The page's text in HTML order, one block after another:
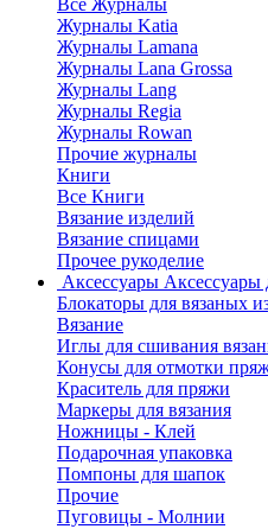
Журналы Katia
Журналы Lamana
Журналы Lana Grossa
Журналы Lang
Журналы Regia
Журналы Rowan
Прочие журналы
Книги
Все Книги
Вязание изделий
Вязание спицами
Прочее рукоделие
Аксессуары Аксессуары
Блокаторы для вязаных
Вязание
Иглы для сшивания
Конусы для отмотки
Краситель для пряжи
Маркеры для вязания
Ножницы - Клей
Подарочная упаковка
Помпоны для шапок
Прочие
Пуговицы - Молнии